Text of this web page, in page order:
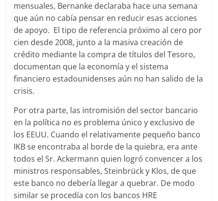
mensuales, Bernanke declaraba hace una semana
que aún no cabía pensar en reducir esas acciones
de apoyo. El tipo de referencia próximo al cero por
cien desde 2008, junto a la masiva creación de
crédito mediante la compra de títulos del Tesoro,
documentan que la economía y el sistema
financiero estadounidenses aún no han salido de la
crisis.
Por otra parte, las intromisión del sector bancario
en la política no es problema único y exclusivo de
los EEUU. Cuando el relativamente pequeño banco
IKB se encontraba al borde de la quiebra, era ante
todos el Sr. Ackermann quien logró convencer a los
ministros responsables, Steinbrück y Klos, de que
este banco no debería llegar a quebrar. De modo
similar se procedía con los bancos HRE